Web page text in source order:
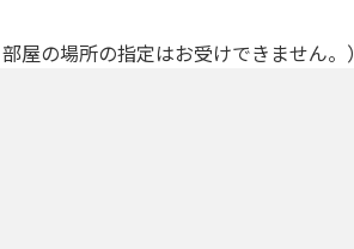
の場所の指定はお受けできません。）